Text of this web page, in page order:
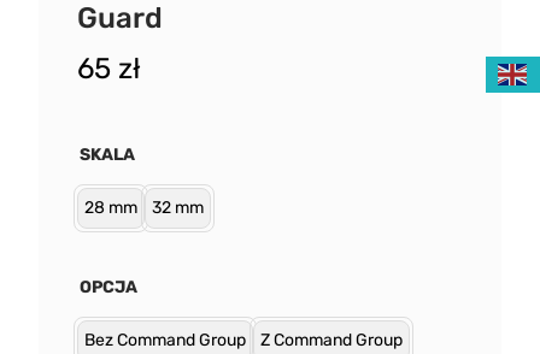
Guard
65 zł
SKALA
28 mm 32 mm
OPCJA
Bez Command Group Z Command Group